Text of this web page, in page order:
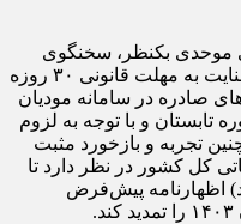
موحدی بکنظر، سخنگوی
سازمان امور مالیاتی کشور گفت:با عنایت به مهلت قانونی ۳۰ روزه
صادره در سامانه مودیان
و با توجه به لزوم
تجربه و بازخورد مثبت
کل کشور در نظر دارد تا
اظهارنامه پیش‌فرض